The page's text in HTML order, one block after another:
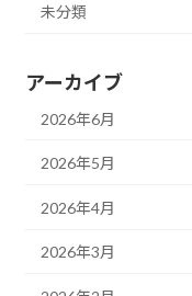
未分類
アーカイブ
2026年6月
2026年5月
2026年4月
2026年3月